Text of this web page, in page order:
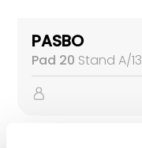
PASBO
Pad 20 Stand A/13